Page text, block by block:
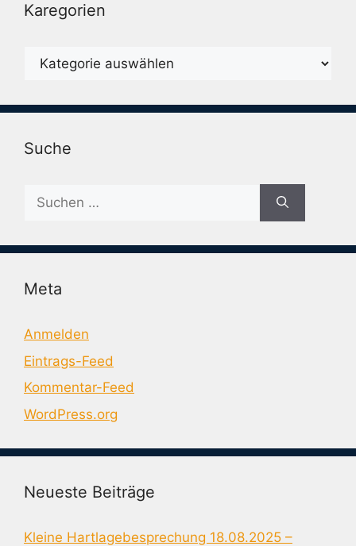
Karegorien
Karegorien
Suche
Suche
nach:
Meta
Anmelden
Eintrags-Feed
Kommentar-Feed
WordPress.org
Neueste Beiträge
Kleine Hartlagebesprechung 18.08.2025 –